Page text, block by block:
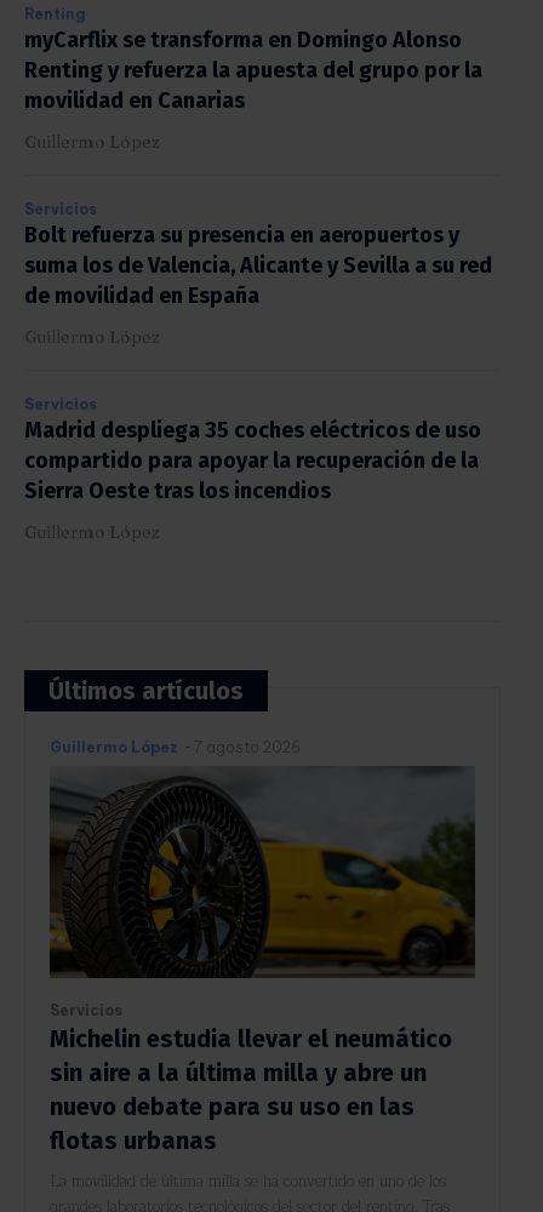
Renting
myCarflix se transforma en Domingo Alonso
Renting y refuerza la apuesta del grupo por la
movilidad en Canarias
Guillermo López
Servicios
Bolt refuerza su presencia en aeropuertos y
suma los de Valencia, Alicante y Sevilla a su red
de movilidad en España
Guillermo López
Servicios
Madrid despliega 35 coches eléctricos de uso
compartido para apoyar la recuperación de la
Sierra Oeste tras los incendios
Guillermo López
Últimos artículos
Guillermo López - 7 agosto 2026
Servicios
Michelin estudia llevar el neumático
sin aire a la última milla y abre un
nuevo debate para su uso en las
flotas urbanas
La movilidad de última milla se ha convertido en uno de los